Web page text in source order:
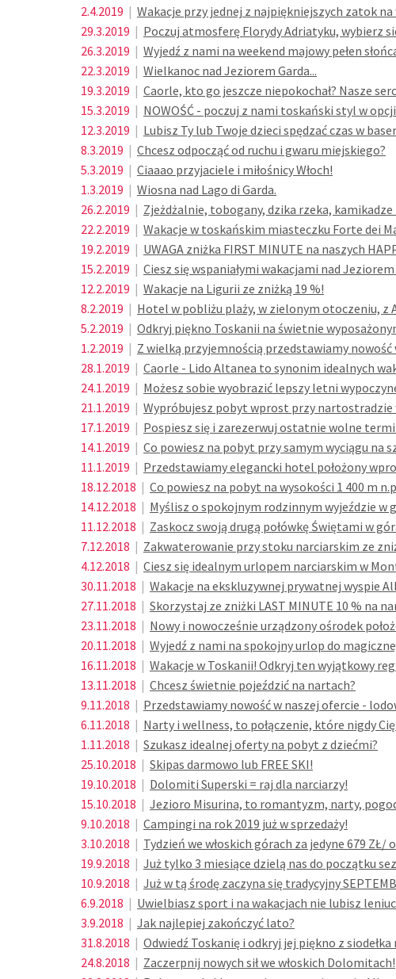
2.4.2019 | Wakacje przy jednej z najpiękniejszych zatok na
29.3.2019 | Poczuj atmosferę Florydy Adriatyku, wybierz
26.3.2019 | Wyjedź z nami na weekend majowy pełen
22.3.2019 | Wielkanoc nad Jeziorem Garda...
19.3.2019 | Caorle, kto go jeszcze niepokochał? Nasze
15.3.2019 | NOWOŚĆ - poczuj z nami toskański styl w
12.3.2019 | Lubisz Ty lub Twoje dzieci spędzać czas w
8.3.2019 | Chcesz odpocząć od ruchu i gwaru miejskiego?
5.3.2019 | Ciaaao przyjaciele i miłośnicy Włoch!
1.3.2019 | Wiosna nad Lago di Garda.
26.2.2019 | Zjeżdżalnie, tobogany, dzika rzeka,
22.2.2019 | Wakacje w toskańskim miasteczku Forte dei
19.2.2019 | UWAGA zniżka FIRST MINUTE na naszych
15.2.2019 | Ciesz się wspaniałymi wakacjami nad Jeziorem
12.2.2019 | Wakacje na Ligurii ze zniżką 19 %!
8.2.2019 | Hotel w pobliżu plaży, w zielonym otoczeniu, z
5.2.2019 | Odkryj piękno Toskanii na świetnie
1.2.2019 | Z wielką przyjemnością przedstawiamy nowość
28.1.2019 | Caorle - Lido Altanea to synonim idealnych
24.1.2019 | Możesz sobie wyobrazić lepszy letni
21.1.2019 | Wypróbujesz pobyt wprost przy
17.1.2019 | Pospiesz się i zarezerwuj ostatnie wolne
14.1.2019 | Co powiesz na pobyt przy samym wyciągu na
11.1.2019 | Przedstawiamy elegancki hotel położony
18.12.2018 | Co powiesz na pobyt na wysokości 1 400 m
14.12.2018 | Myślisz o spokojnym rodzinnym wyjeździe w
11.12.2018 | Zaskocz swoją drugą połówkę Świętami w
7.12.2018 | Zakwaterowanie przy stoku narciarskim ze
4.12.2018 | Ciesz się idealnym urlopem narciarskim w
30.11.2018 | Wakacje na ekskluzywnej prywatnej wyspie
27.11.2018 | Skorzystaj ze zniżki LAST MINUTE 10 % na
23.11.2018 | Nowy i nowocześnie urządzony ośrodek
20.11.2018 | Wyjedź z nami na spokojny urlop do
16.11.2018 | Wakacje w Toskanii! Odkryj ten wyjątkowy
13.11.2018 | Chcesz świetnie pojeździć na nartach?
9.11.2018 | Przedstawiamy nowość w naszej ofercie -
6.11.2018 | Narty i wellness, to połączenie, które nigdy
1.11.2018 | Szukasz idealnej oferty na pobyt z dziećmi?
25.10.2018 | Skipas darmowo lub FREE SKI!
19.10.2018 | Dolomiti Superski = raj dla narciarzy!
15.10.2018 | Jezioro Misurina, to romantyzm, narty,
9.10.2018 | Campingi na rok 2019 już w sprzedaży!
3.10.2018 | Tydzień we włoskich górach za jedyne 679 ZŁ/
19.9.2018 | Już tylko 3 miesiące dzielą nas do początku
10.9.2018 | Już w tą środę zaczyna się tradycyjny
6.9.2018 | Uwielbiasz sport i na wakacjach nie lubisz
3.9.2018 | Jak najlepiej zakończyć lato?
31.8.2018 | Odwiedź Toskanię i odkryj jej piękno z siodełka
24.8.2018 | Zaczerpnij nowych sił we włoskich Dolomitach!